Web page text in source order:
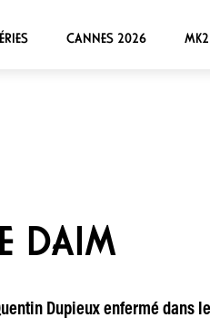
CANNES 2026
DAIM
Dupieux enfermé dans